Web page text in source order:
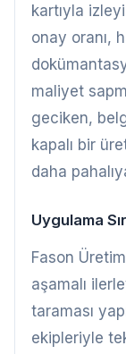
kartıyla
onay oranı,
maliyet
geciken,
kapalı bir
daha
Uygulama
Fason
aşamalı
taraması
ekipleriyle